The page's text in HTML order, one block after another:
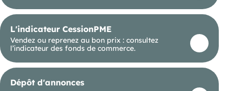
L'indicateur CessionPME
Vendez ou reprenez au bon prix : consultez
l’indicateur des fonds de commerce.
Dépôt d'annonces